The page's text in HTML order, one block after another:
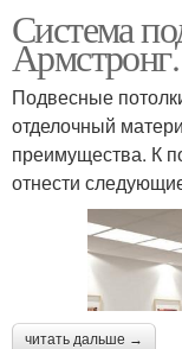
Система
Подвесные
отделочный
преимущества. К
отнести
читать дальше →